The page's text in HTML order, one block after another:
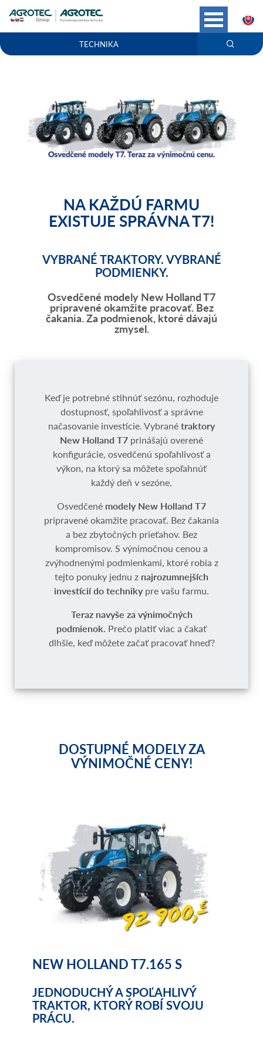
TECHNIKA
NA KAŽDÚ FARMU
EXISTUJE SPRÁVNA T7!
VYBRANÉ TRAKTORY. VYBRANÉ
PODMIENKY.
Osvedčené modely New Holland T7
pripravené okamžite pracovať. Bez
čakania. Za podmienok, ktoré dávajú
zmysel.
Keď je potrebné stihnúť sezónu, rozhoduje
dostupnosť, spoľahlivosť a správne
načasovanie investície. Vybranétraktory
New Holland T7 prinášajú overené
konfigurácie, osvedčenú spoľahlivosť a
výkon, na ktorý sa môžete spoľahnúť
každý deň v sezóne.
Osvedčené modely New Holland T7
pripravené okamžite pracovať. Bez čakania
a bez zbytočných prieťahov. Bez
kompromisov. S výnimočnou cenou a
zvýhodnenými podmienkami, ktoré robia z
tejto ponuky jednu z najrozumnejších
investícií do technikypre vašu farmu.
Teraz navyše za výnimočných
podmienok. Prečo platiť viac a čakať
dlhšie, keď môžete začať pracovať hneď?
DOSTUPNÉ MODELY ZA
VÝNIMOČNÉ CENY!
NEW HOLLAND T7.165 S
JEDNODUCHÝ A SPOĽAHLIVÝ
TRAKTOR, KTORÝ ROBÍ SVOJU
PRÁCU.